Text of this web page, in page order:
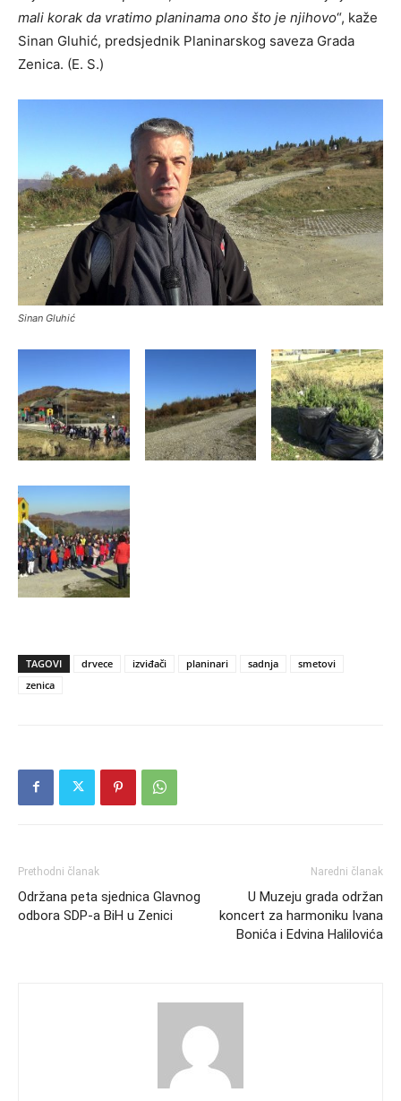
mali korak da vratimo planinama ono što je njihovo“, kaže
Sinan Gluhić, predsjednik Planinarskog saveza Grada
Zenica. (E. S.)
Sinan Gluhić
TAGOVI drvece izviđači planinari sadnja
smetovi
zenica
Prethodni članak
Održana peta sjednica Glavnog
odbora SDP-a BiH u Zenici
Naredni članak
U Muzeju grada održan
koncert za harmoniku Ivana
Bonića i Edvina Halilovića